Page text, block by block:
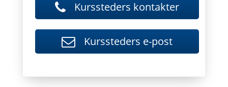
Kurssteders kontakter
Kurssteders e-post